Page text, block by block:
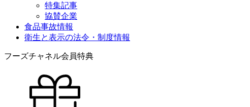
特集記事
協賛企業
食品事故情報
衛生と表示の法令・制度情報
フーズチャネル会員特典